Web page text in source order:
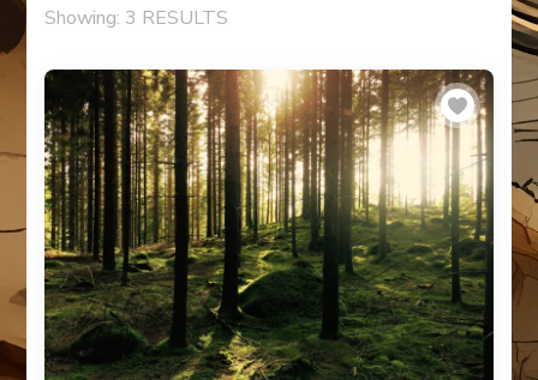
Showing: 3 RESULTS